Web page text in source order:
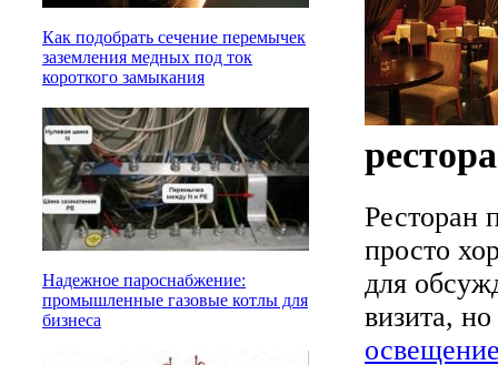
Как подобрать сечение перемычек
заземления медных под ток
короткого замыкания
Надежное пароснабжение:
промышленные газовые котлы для
бизнеса
Ресторан
просто
для
визита,